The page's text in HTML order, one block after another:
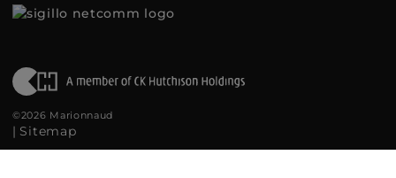
©2026 Marionnaud
| Sitemap